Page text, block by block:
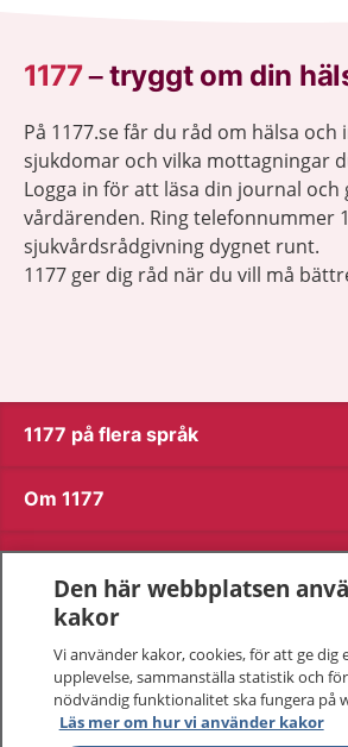
1177–tryggt om din
På 1177.se får du råd om hälsa
sjukdomar och vilka mottagningar
Logga in för att läsa din journal och
vårdärenden. Ring telefonnummer
sjukvårdsrådgivning dygnet runt.
1177 ger dig råd när du vill må
1177 på flera språk
Om 1177
Behandling av personuppgifter
Hantering av kakor
Den här webbplatsen
kakor
Vi använder kakor, cookies, för att ge dig
upplevelse, sammanställa statistik och
nödvändig funktionalitet ska fungera på
Läs mer om hur vi använder kakor